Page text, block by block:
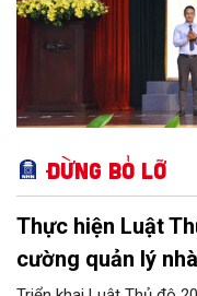
Đừng bỏ lỡ
Thực hiện Luật
cường quản lý